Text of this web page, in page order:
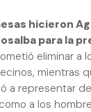
hicieron
para la
eliminar a
mientras
a representar
a los